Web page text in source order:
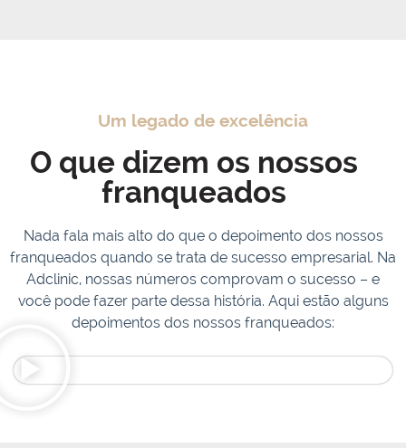
Um legado de excelência
O que dizem os nossos
franqueados
Nada fala mais alto do que o depoimento dos nossos
franqueados quando se trata de sucesso empresarial. Na
Adclinic, nossas números comprovam o sucesso – e
você pode fazer parte dessa história. Aqui estão alguns
depoimentos dos nossos franqueados: